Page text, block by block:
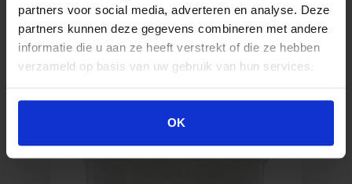
partners voor social media, adverteren en analyse. Deze
partners kunnen deze gegevens combineren met andere
informatie die u aan ze heeft verstrekt of die ze hebben
verzameld op basis van uw gebruik van hun services.
OK
Cederroth
Wund-
und
150
In den Warenkorb